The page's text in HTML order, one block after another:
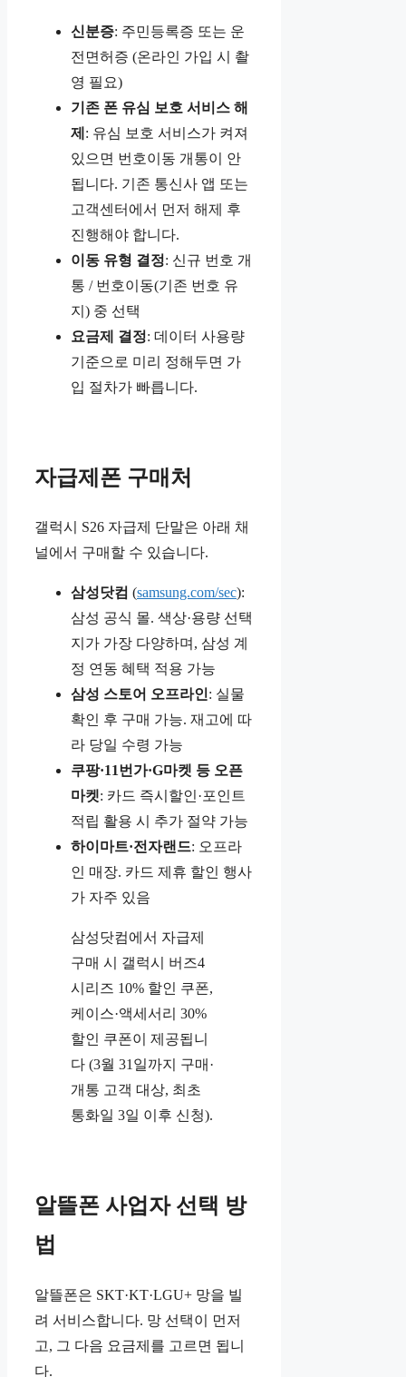
신분증: 주민등록증 또는 운
전면허증 (온라인 가입 시 촬
영 필요)
기존 폰 유심 보호 서비스 해
제 : 유심 보호 서비스가 켜져
있으면 번호이동 개통이 안
됩니다. 기존 통신사 앱 또는
고객센터에서 먼저 해제 후
진행해야 합니다.
이동 유형 결정: 신규 번호 개
통 / 번호이동(기존 번호 유
지) 중 선택
요금제 결정: 데이터 사용량
기준으로 미리 정해두면 가
입 절차가 빠릅니다.
자급제폰 구매처
갤럭시 S26 자급제 단말은 아래 채
널에서 구매할 수 있습니다.
삼성닷컴 (samsung.com/sec):
삼성 공식 몰. 색상·용량 선택
지가 가장 다양하며, 삼성 계
정 연동 혜택 적용 가능
삼성 스토어 오프라인: 실물
확인 후 구매 가능. 재고에 따
라 당일 수령 가능
쿠팡·11번가·G마켓 등 오픈
마켓: 카드 즉시할인·포인트
적립 활용 시 추가 절약 가능
하이마트·전자랜드: 오프라
인 매장. 카드 제휴 할인 행사
가 자주 있음
삼성닷컴에서 자급제
구매 시 갤럭시 버즈4
시리즈 10% 할인 쿠폰,
케이스·액세서리 30%
할인 쿠폰이 제공됩니
다 (3월 31일까지 구매·
개통 고객 대상, 최초
통화일 3일 이후 신청).
알뜰폰 사업자 선택 방
법
알뜰폰은 SKT·KT·LGU+ 망을 빌
려 서비스합니다. 망 선택이 먼저
고, 그 다음 요금제를 고르면 됩니
다.